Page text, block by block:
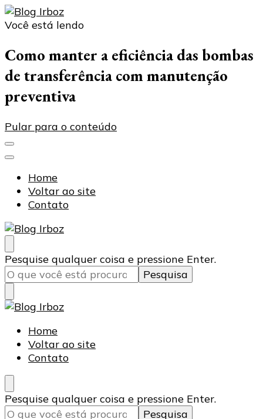
Você está lendo
Como manter a eficiência das bombas
de transferência com manutenção
preventiva
Pular para o conteúdo
Home
Voltar ao site
Contato
Blog Irboz
Blog de Lubrificação Industrial
Procurando
algo?
Pesquise qualquer coisa e pressione Enter.
Blog Irboz
Blog de Lubrificação Industrial
Home
Voltar ao site
Contato
Procurando
algo?
Pesquise qualquer coisa e pressione Enter.